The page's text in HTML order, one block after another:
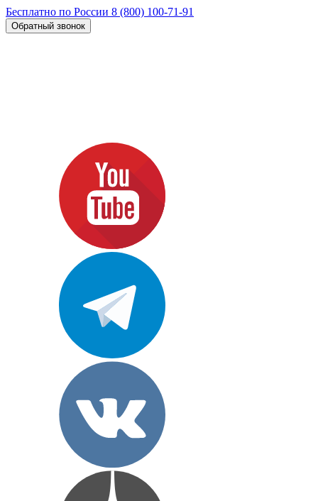
Бесплатно по России 8 (800) 100-71-91
Обратный звонок